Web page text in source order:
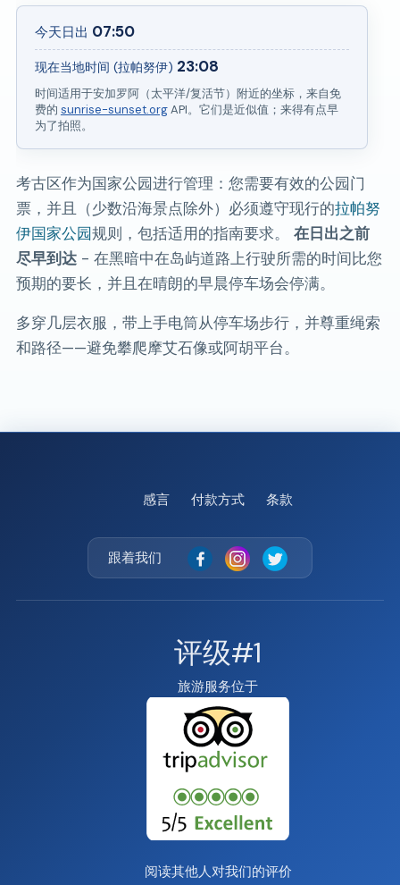
今天日出 07:50
现在当地时间 (拉帕努伊) 23:08
时间适用于安加罗阿（太平洋/复活节）附近的坐标，来自免
费的 sunrise-sunset.orgAPI。它们是近似值；来得有点早
为了拍照。
考古区作为国家公园进行管理：您需要有效的公园门
票，并且（少数沿海景点除外）必须遵守现行的拉帕努
伊国家公园规则，包括适用的指南要求。 在日出之前
尽早到达- 在黑暗中在岛屿道路上行驶所需的时间比您
预期的要长，并且在晴朗的早晨停车场会停满。
多穿几层衣服，带上手电筒从停车场步行，并尊重绳索
和路径——避免攀爬摩艾石像或阿胡平台。
感言 付款方式 条款
跟着我们
评级#1
旅游服务位于
阅读其他人对我们的评价